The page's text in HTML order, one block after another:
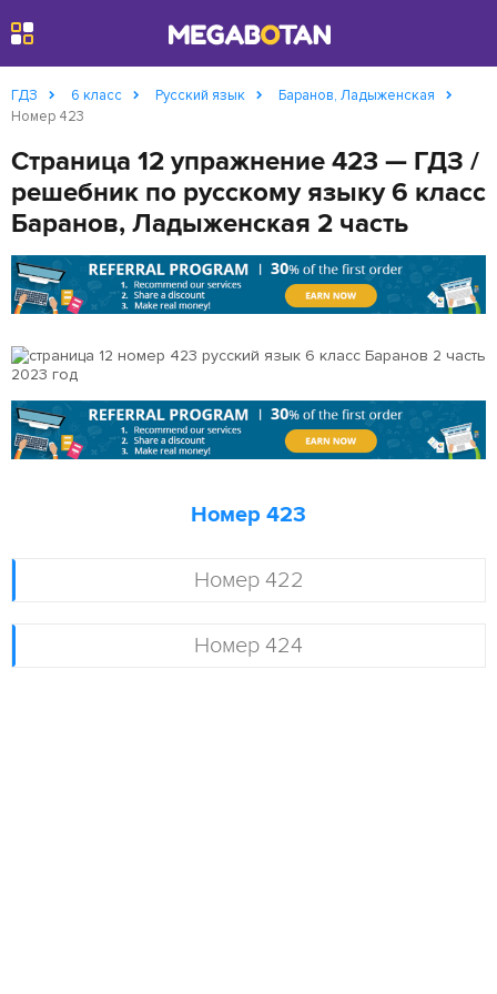
ГДЗ 6 класс Русский язык
Баранов, Ладыженская
Номер 423
Страница 12 упражнение 423 — ГДЗ /
решебник по русскому языку 6 класс
Баранов, Ладыженская 2 часть
Номер 422
Номер 424
Номер 423